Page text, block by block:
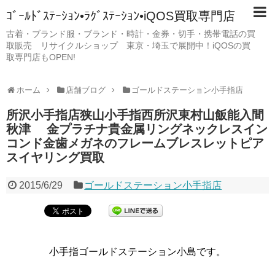
ｺﾞｰﾙﾄﾞｽﾃｰｼｮﾝ•ﾗｸﾞｽﾃｰｼｮﾝ•iQOS買取専門店
古着・ブランド服・ブランド・時計・金券・切手・携帯電話の買
取販売 リサイクルショップ 東京・埼玉で展開中！iQOSの買
取専門店もOPEN!
ホーム 店舗ブログ ゴールドステーション小手指店
所沢小手指店狭山小手指西所沢東村山飯能入間
秋津 金プラチナ貴金属リングネックレスイン
コンド金歯メガネのフレームブレスレットピア
スイヤリング買取
2015/6/29 ゴールドステーション小手指店
小手指ゴールドステーション小島です。